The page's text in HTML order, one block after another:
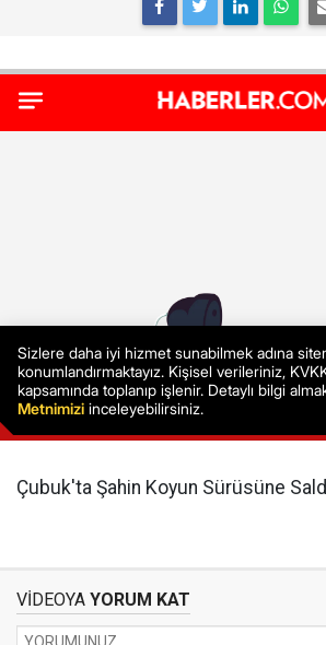
Çubuk'ta Şahin Koyun Sürüsüne
VİDEOYA YORUM KAT